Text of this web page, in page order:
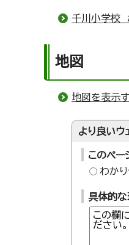
千川小学校
地図
地図を表示
より良いウ
このペ
わか
具体的な